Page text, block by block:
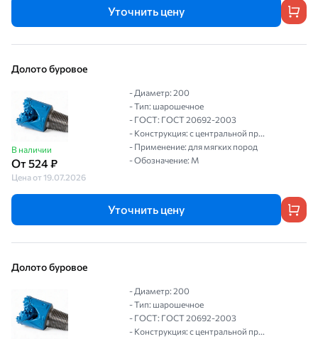
Уточнить цену
Долото буровое
В наличии
От 524 ₽
Цена от 19.07.2026
- Диаметр: 200
- Тип: шарошечное
- ГОСТ: ГОСТ 20692-2003
- Конструкция: с центральной пр...
- Применение: для мягких пород
- Обозначение: М
Уточнить цену
Долото буровое
- Диаметр: 200
- Тип: шарошечное
- ГОСТ: ГОСТ 20692-2003
- Конструкция: с центральной пр...